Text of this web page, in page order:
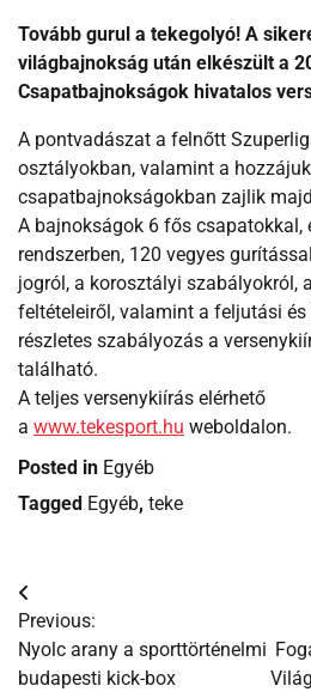
Tovább gurul a tekegolyó! A
világbajnokság után elkészült a
Csapatbajnokságok hivatalos
A pontvadászat a felnőtt
osztályokban, valamint a
csapatbajnokságokban zajlik
A bajnokságok 6 fős csapatokkal,
rendszerben, 120 vegyes
jogról, a korosztályi szabályokról,
feltételeiről, valamint a feljutási és
részletes szabályozás a
található.
A teljes versenykiírás elérhető
a www.tekesport.hu weboldalon.
Posted in Egyéb
Tagged Egyéb, teke
Bejegyzés
navigáció
Previous:
Nyolc arany a sporttörténelmi
budapesti kick-box